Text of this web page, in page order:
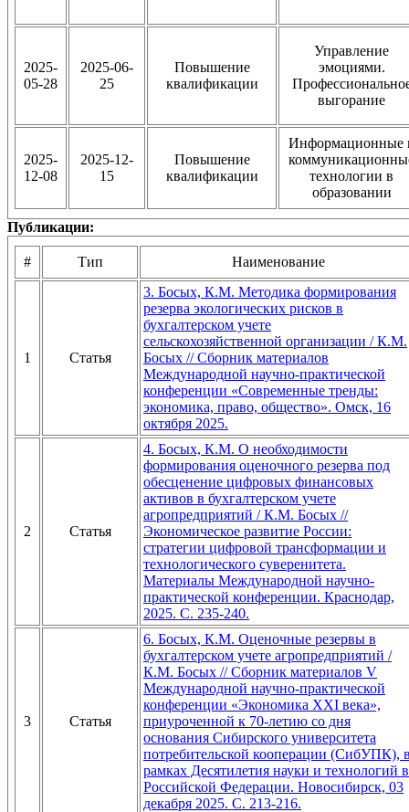
2025-
05-28
2025-06-
25
Повышение
квалификации
Управление
эмоциями.
выгорание
2025-
12-08
2025-12-
15
Повышение
квалификации
Информационные
технологии в
образовании
Публикации:
# Тип Наименование
1 Статья
3. Босых, К.М. Методика формирования
резерва экологических рисков в
бухгалтерском учете
сельскохозяйственной организации / К.М.
Босых // Сборник материалов
Международной научно-практической
конференции «Современные тренды:
экономика, право, общество». Омск, 16
октября 2025.
2 Статья
4. Босых, К.М. О необходимости
формирования оценочного резерва под
обесценение цифровых финансовых
активов в бухгалтерском учете
агропредприятий / К.М. Босых //
Экономическое развитие России:
стратегии цифровой трансформации и
технологического суверенитета.
Материалы Международной научно-
практической конференции. Краснодар,
2025. С. 235-240.
3 Статья
6. Босых, К.М. Оценочные резервы в
бухгалтерском учете агропредприятий /
К.М. Босых // Сборник материалов V
Международной научно-практической
конференции «Экономика XXI века»,
приуроченной к 70-летию со дня
основания Сибирского университета
потребительской кооперации (СибУПК),
рамках Десятилетия науки и технологий в
Российской Федерации. Новосибирск, 03
декабря 2025. С. 213-216.